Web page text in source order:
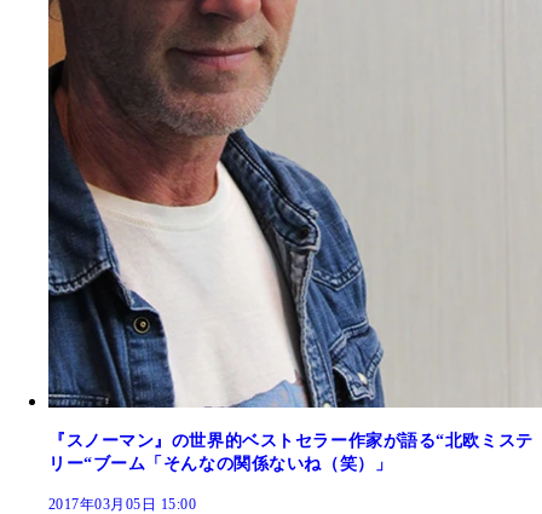
『スノーマン』の世界的ベストセラー作家が語る“北欧ミステ
リー“ブーム「そんなの関係ないね（笑）」
2017年03月05日 15:00